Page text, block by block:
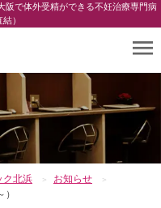
阪で体外受精ができる不妊治療専門病
）
ク北浜
お知らせ